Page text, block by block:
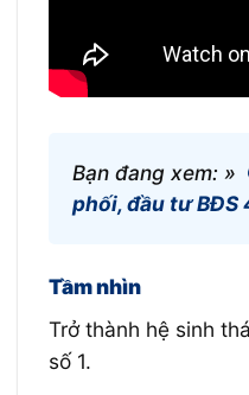
Bạn đang xem: »
phối, đầu tư BĐS
Tầm nhìn
Trở thành hệ sinh
số 1.